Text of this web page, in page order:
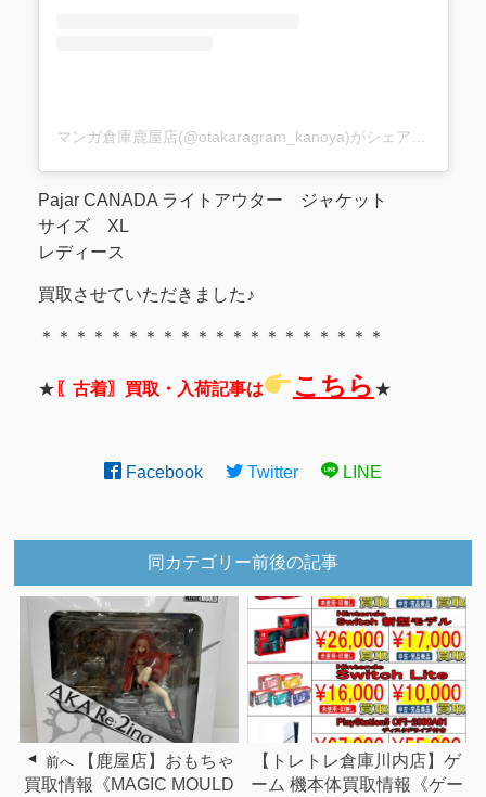
Pajar CANADA ライトアウター ジャケット
サイズ XL
レディース
買取させていただきました♪
＊＊＊＊＊＊＊＊＊＊＊＊＊＊＊＊＊＊＊＊
★ 〖古着〗買取・入荷記事は こちら ★
Facebook Twitter LINE
同カテゴリー前後の記事
前へ
【鹿屋店】おもちゃ
買取情報《MAGIC MOULD
【トレトレ倉庫川内店】ゲ
ーム 機本体買取情報《ゲー